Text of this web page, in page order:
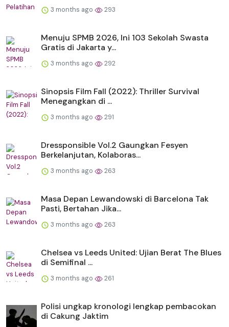
3 months ago 293
Menuju SPMB 2026, Ini 103 Sekolah Swasta
Gratis di Jakarta y...
3 months ago 292
Sinopsis Film Fall (2022): Thriller Survival
Menegangkan di ...
3 months ago 291
Dressponsible Vol.2 Gaungkan Fesyen
Berkelanjutan, Kolaboras...
3 months ago 263
Masa Depan Lewandowski di Barcelona Tak
Pasti, Bertahan Jika...
3 months ago 263
Chelsea vs Leeds United: Ujian Berat The Blues
di Semifinal ...
3 months ago 261
Polisi ungkap kronologi lengkap pembacokan
di Cakung Jaktim